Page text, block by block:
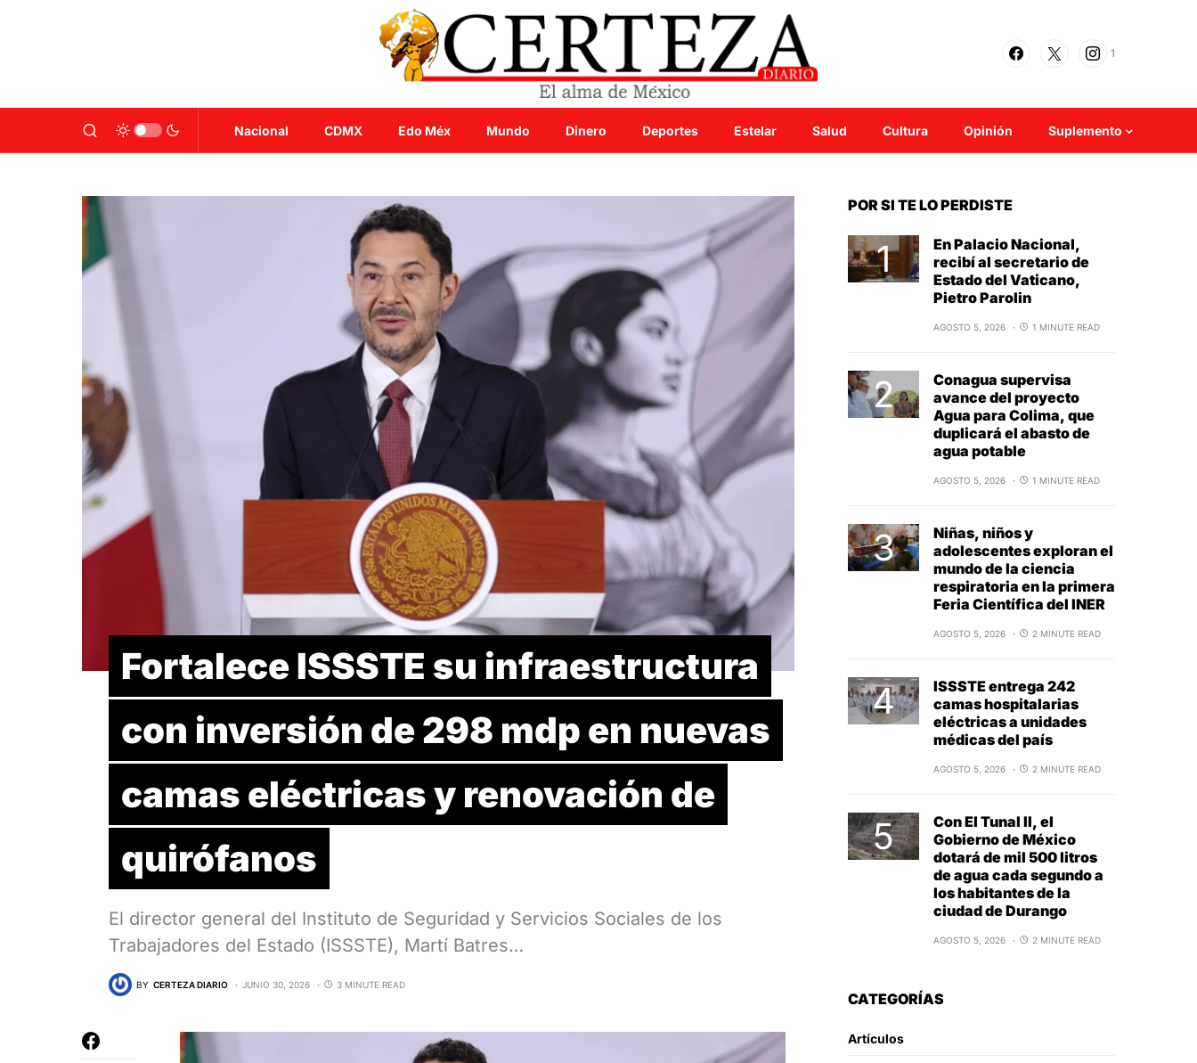
1
Nacional CDMX Edo Méx Mundo Dinero Deportes Estelar Salud Cultura Opinión Suplemento
Fortalece ISSSTE su infraestructura
con inversión de 298 mdp en nuevas
camas eléctricas y renovación de
quirófanos
El director general del Instituto de Seguridad y Servicios Sociales de los
Trabajadores del Estado (ISSSTE), Martí Batres…
BY CERTEZA DIARIO JUNIO 30, 2026 3 MINUTE READ
POR SI TE LO PERDISTE
En Palacio Nacional,
recibí al secretario de
Estado del Vaticano,
Pietro Parolin
AGOSTO 5, 2026 1 MINUTE READ
Conagua supervisa
avance del proyecto
Agua para Colima, que
duplicará el abasto de
agua potable
AGOSTO 5, 2026 1 MINUTE READ
Niñas, niños y
adolescentes exploran el
mundo de la ciencia
respiratoria en la primera
Feria Científica del INER
AGOSTO 5, 2026 2 MINUTE READ
ISSSTE entrega 242
camas hospitalarias
eléctricas a unidades
médicas del país
AGOSTO 5, 2026 2 MINUTE READ
Con El Tunal II, el
Gobierno de México
dotará de mil 500 litros
de agua cada segundo a
los habitantes de la
ciudad de Durango
AGOSTO 5, 2026 2 MINUTE READ
CATEGORÍAS
Artículos